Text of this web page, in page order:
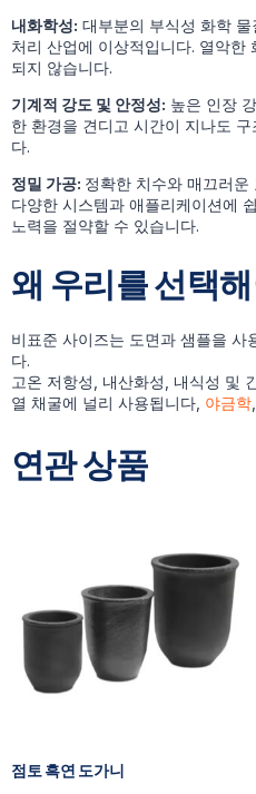
내화학성: 대부분의 부식성 화학
처리 산업에 이상적입니다. 열악한
되지 않습니다.
기계적 강도 및 안정성: 높은 인장
한 환경을 견디고 시간이 지나도
다.
정밀 가공: 정확한 치수와 매끄러운
다양한 시스템과 애플리케이션에
노력을 절약할 수 있습니다.
왜 우리를 선택
비표준 사이즈는 도면과 샘플을 사
다.
고온 저항성, 내산화성, 내식성 및
열 채굴에 널리 사용됩니다, 야금학
연관 상품
점토 흑연 도가니